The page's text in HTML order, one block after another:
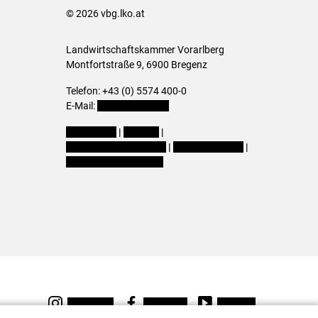
© 2026 vbg.lko.at
Landwirtschaftskammer Vorarlberg
Montfortstraße 9, 6900 Bregenz
Telefon: +43 (0) 5574 400-0
E-Mail:
|
|
|
|
Instagram Facebook Youtube